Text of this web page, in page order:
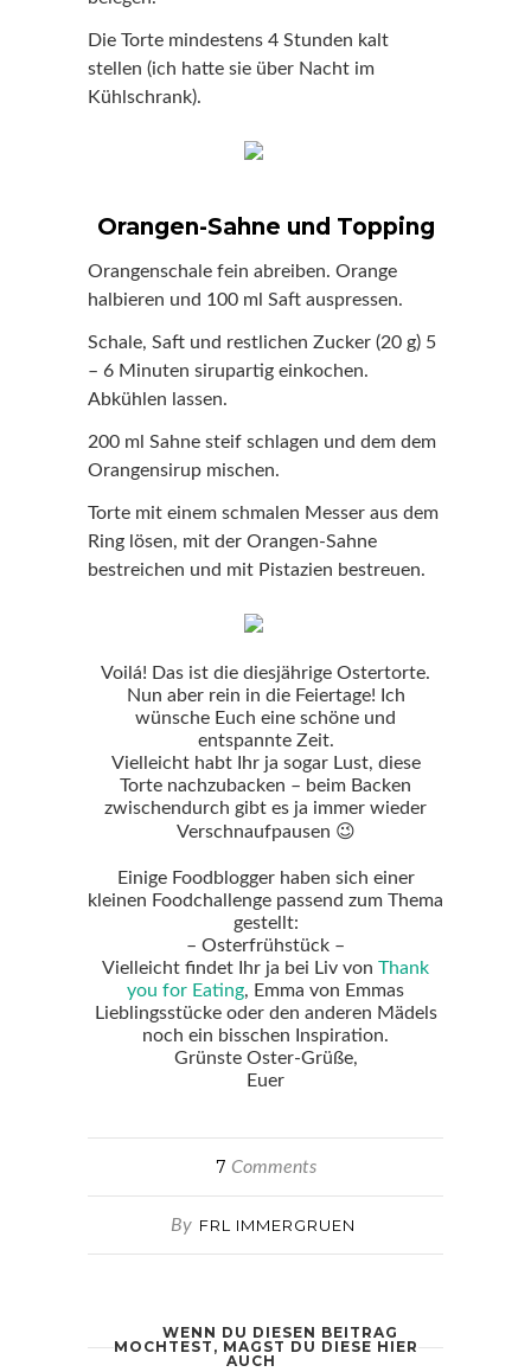
Die Torte mindestens 4 Stunden kalt
stellen (ich hatte sie über Nacht im
Kühlschrank).
Orangen-Sahne und Topping
Orangenschale fein abreiben. Orange
halbieren und 100 ml Saft auspressen.
Schale, Saft und restlichen Zucker (20 g) 5
– 6 Minuten sirupartig einkochen.
Abkühlen lassen.
200 ml Sahne steif schlagen und dem dem
Orangensirup mischen.
Torte mit einem schmalen Messer aus dem
Ring lösen, mit der Orangen-Sahne
bestreichen und mit Pistazien bestreuen.
Voilá! Das ist die diesjährige Ostertorte.
Nun aber rein in die Feiertage! Ich
wünsche Euch eine schöne und
entspannte Zeit.
Vielleicht habt Ihr ja sogar Lust, diese
Torte nachzubacken – beim Backen
zwischendurch gibt es ja immer wieder
Verschnaufpausen 😉
Einige Foodblogger haben sich einer
kleinen Foodchallenge passend zum Thema
gestellt:
– Osterfrühstück –
Vielleicht findet Ihr ja bei Liv von Thank
you for Eating, Emma von Emmas
Lieblingsstücke oder den anderen Mädels
noch ein bisschen Inspiration.
Grünste Oster-Grüße,
Euer
7 Comments
By FRL IMMERGRUEN
WENN DU DIESEN BEITRAG
MOCHTEST, MAGST DU DIESE HIER
AUCH